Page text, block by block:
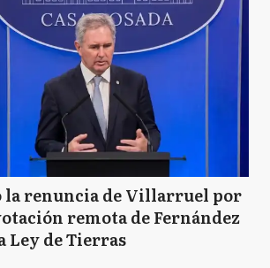
renuncia de Villarruel por
remota de Fernández
Ley de Tierras